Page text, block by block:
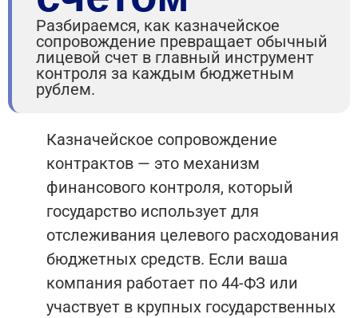
Разбираемся, как казначейское
сопровождение превращает обычный
лицевой счет в главный инструмент
контроля за каждым бюджетным
рублем.
Казначейское сопровождение
контрактов — это механизм
финансового контроля, который
государство использует для
отслеживания целевого расходования
бюджетных средств. Если ваша
компания работает по 44-ФЗ или
участвует в крупных государственных